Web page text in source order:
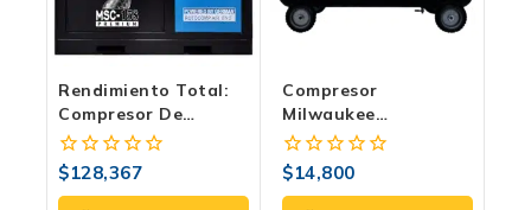
Rendimiento Total:
Compresor De
Tornillo MSC-15S
Milwaukee Para La
Industria
0
fuera
$128,367
Compresor
Milwaukee
COMJC20H108B |
Horizontal 2 HP, 108
Litros, 120 PSI
0
fuera
$14,800